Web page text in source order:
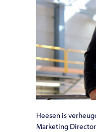
Heesen is
Marketing